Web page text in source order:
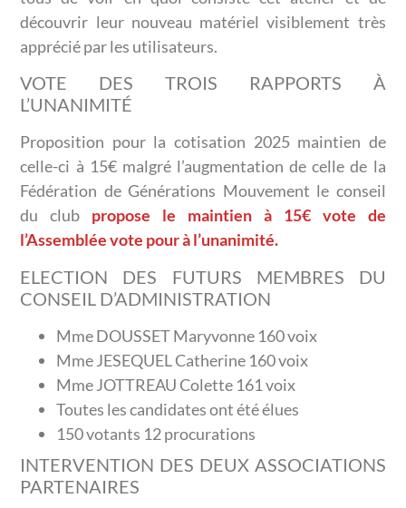
découvrir leur nouveau matériel visiblement très
apprécié par les utilisateurs.
VOTE DES TROIS RAPPORTS À
L’UNANIMITÉ
Proposition pour la cotisation 2025 maintien de
celle-ci à 15€ malgré l’augmentation de celle de la
Fédération de Générations Mouvement le conseil
du club propose le maintien à 15€ vote de
l’Assemblée vote pour à l’unanimité.
ELECTION DES FUTURS MEMBRES DU
CONSEIL D’ADMINISTRATION
Mme DOUSSET Maryvonne 160 voix
Mme JESEQUEL Catherine 160 voix
Mme JOTTREAU Colette 161 voix
Toutes les candidates ont été élues
150 votants 12 procurations
INTERVENTION DES DEUX ASSOCIATIONS
PARTENAIRES